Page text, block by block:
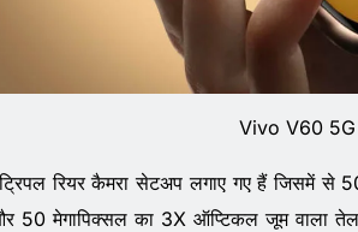
Vivo V60 5G
रियर कैमरा सेटअप लगाए गए हैं जिसमें से 50
50 मेगापिक्सल का 3X ऑप्टिकल जूम वाला